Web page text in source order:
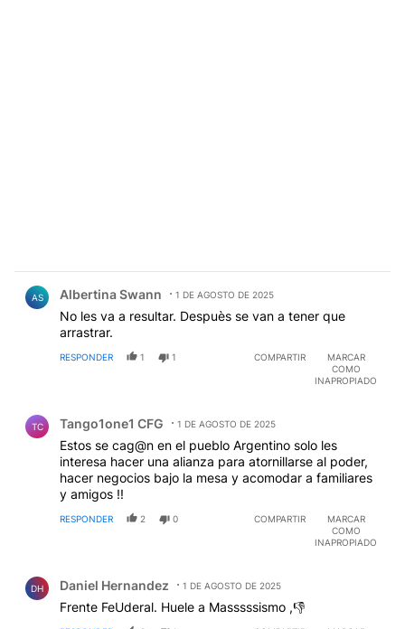
AS Albertina Swann 1 DE AGOSTO DE 2025
No les va a resultar. Despuès se van a tener que
arrastrar.
RESPONDER 1 1 COMPARTIR
MARCAR
COMO
INAPROPIADO
TC Tango1one1 CFG 1 DE AGOSTO DE 2025
Estos se cag@n en el pueblo Argentino solo les
interesa hacer una alianza para atornillarse al poder,
hacer negocios bajo la mesa y acomodar a familiares
y amigos !!
RESPONDER 2 0 COMPARTIR
MARCAR
COMO
INAPROPIADO
DH Daniel Hernandez 1 DE AGOSTO DE 2025
Frente FeUderal. Huele a Masssssismo ,👎